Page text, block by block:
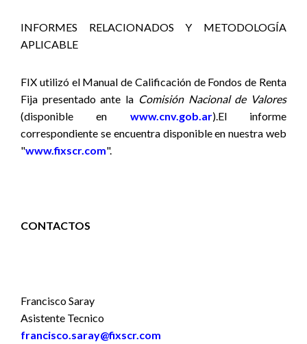
INFORMES RELACIONADOS Y METODOLOGÍA
APLICABLE
FIX utilizó el Manual de Calificación de Fondos de Renta
Fija presentado ante la Comisión Nacional de Valores
(disponibleen www.cnv.gob.ar).El informe
correspondiente se encuentra disponible en nuestra web
"www.fixscr.com".
CONTACTOS
Francisco Saray
Asistente Tecnico
francisco.saray@fixscr.com